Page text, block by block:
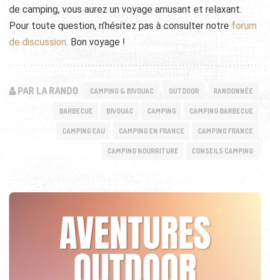
de camping, vous aurez un voyage amusant et relaxant.
Pour toute question, n’hésitez pas à consulter notre forum
de discussion. Bon voyage !
PAR LA RANDO CAMPING & BIVOUAC OUTDOOR RANDONNÉE
BARBECUE BIVOUAC CAMPING CAMPING BARBECUE
CAMPING EAU CAMPING EN FRANCE CAMPING FRANCE
CAMPING NOURRITURE CONSEILS CAMPING